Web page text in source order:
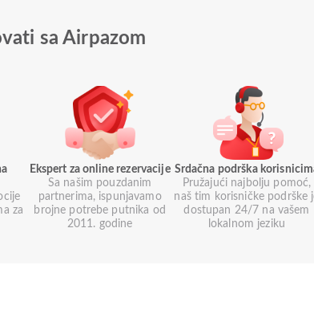
sa Airpazom
za
Ekspert za online rezervacije
Sa našim pouzdanim
partnerima, ispunjavamo
brojne potrebe putnika od
2011. godine
Srdačna podrška
Pružajući najbolju pomoć,
naš tim korisničke podrške
dostupan 24/7 na vašem
lokalnom jeziku